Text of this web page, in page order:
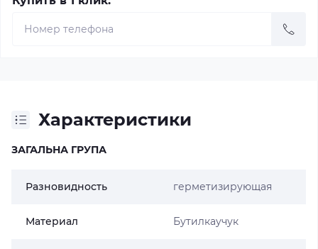
Характеристики
ЗАГАЛЬНА ГРУПА
Разновидность герметизирующая
Материал Бутилкаучук